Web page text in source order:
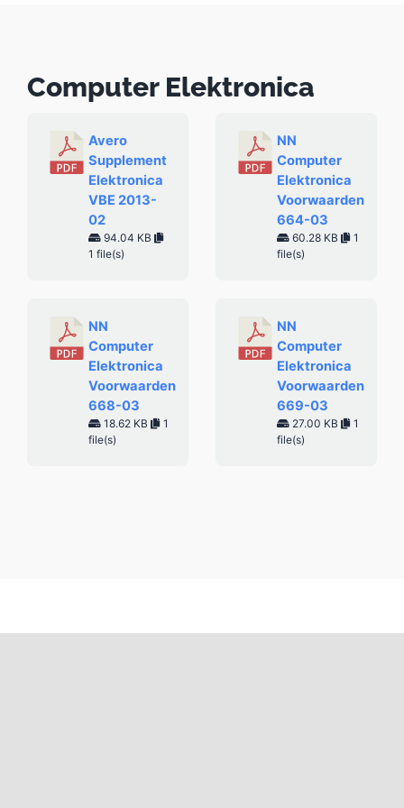
Computer Elektronica
Avero
Supplement
Elektronica
VBE 2013-
02
94.04 KB
1 file(s)
NN
Computer
Elektronica
Voorwaarden
664-03
60.28 KB
1
file(s)
NN
Computer
Elektronica
Voorwaarden
668-03
18.62 KB
1
file(s)
NN
Computer
Elektronica
Voorwaarden
669-03
27.00 KB
1
file(s)